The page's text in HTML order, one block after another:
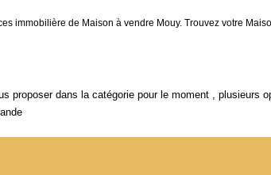
immobilière de Maison à vendre Mouy. Trouvez votre
proposer dans la catégorie pour le moment , plusieurs